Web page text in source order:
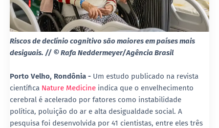
Riscos de declínio cognitivo são maiores em países mais
desiguais. // © Rafa Neddermeyer/Agência Brasil
Porto Velho, Rondônia - Um estudo publicado na revista
científica Nature Medicine indica que o envelhecimento
cerebral é acelerado por fatores como instabilidade
política, poluição do ar e alta desigualdade social. A
pesquisa foi desenvolvida por 41 cientistas, entre eles três